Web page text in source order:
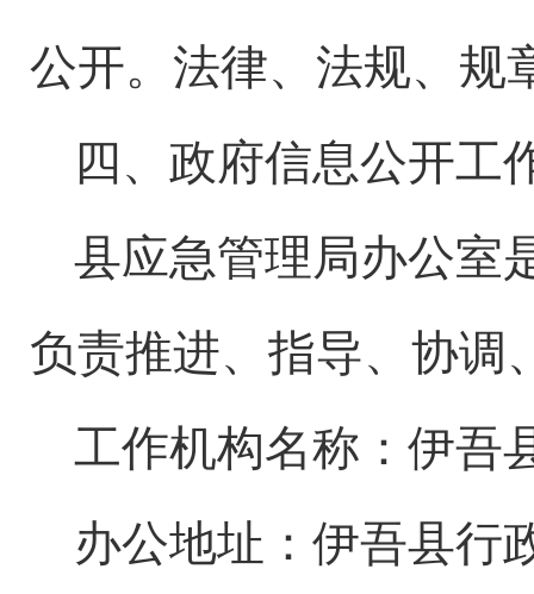
公开。法律、法规、规
四、政府信息公开工
县应急管理局办公室
负责推进、指导、协调
工作机构名称：伊吾
办公地址：伊吾县行